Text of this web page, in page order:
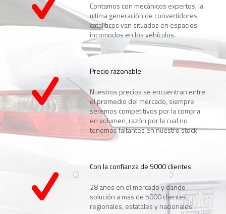
Contamos con mecánicos expertos, la
ultima generación de convertidores
catalíticos van situados en espacios
incomodos en los vehículos.
Precio razonable
Nuestros precios se encuentran entre
el promedio del mercado, siempre
seremos competitivos por la compra
en volumen, razón por la cual no
tenemos faltantes en nuestro stock
Con la confianza de 5000 clientes
28 años en el mercado y dando
solución a mas de 5000 clientes
regionales, estatales y nacionales.